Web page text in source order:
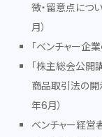
徴・留意点につ
月）
「ベンチャー企
「株主総会公開
商品取引法の
年6月）
ベンチャー経